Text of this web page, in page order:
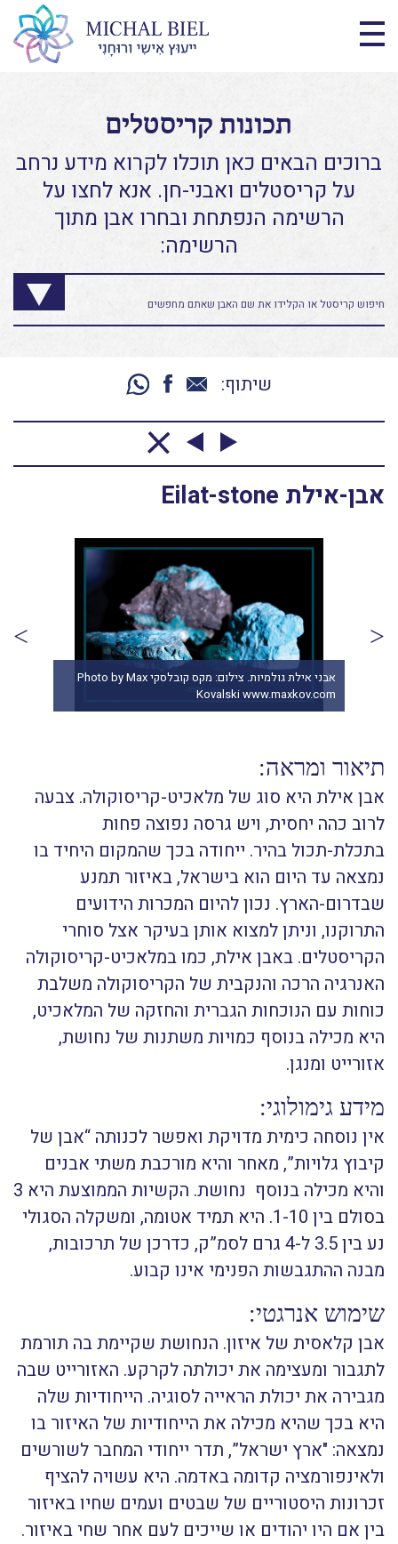
תכונות קריסטלים
ברוכים הבאים כאן תוכלו לקרוא מידע נרחב
על קריסטלים ואבני-חן. אנא לחצו על
הרשימה הנפתחת ובחרו אבן מתוך
הרשימה:
שיתוף:
אבן-אילת Eilat-stone
אבן אילת גולמית. מהאוסף של אומנות ורוח www.art-with-
spirit.com צילום: גל אבירז
תיאור ומראה:
אבן אילת היא סוג של מלאכיט-קריסוקולה. צבעה
לרוב כהה יחסית, ויש גרסה נפוצה פחות
בתכלת-תכול בהיר. ייחודה בכך שהמקום היחיד בו
נמצאה עד היום הוא בישראל, באיזור תמנע
שבדרום-הארץ. נכון להיום המכרות הידועים
התרוקנו, וניתן למצוא אותן בעיקר אצל סוחרי
הקריסטלים. באבן אילת, כמו במלאכיט-קריסוקולה
האנרגיה הרכה והנקבית של הקריסוקולה משלבת
כוחות עם הנוכחות הגברית והחזקה של המלאכיט,
היא מכילה בנוסף כמויות משתנות של נחושת,
אזורייט ומנגן.
מידע גימולוגי:
אין נוסחה כימית מדויקת ואפשר לכנותה “אבן של
קיבוץ גלויות”, מאחר והיא מורכבת משתי אבנים
והיא מכילה בנוסף נחושת. הקשיות הממוצעת היא 3
בסולם בין 1-10. היא תמיד אטומה, ומשקלה הסגולי
נע בין 3.5 ל-4 גרם לסמ”ק, כדרכן של תרכובות,
מבנה ההתגבשות הפנימי אינו קבוע.
שימוש אנרגטי:
אבן קלאסית של איזון. הנחושת שקיימת בה תורמת
לתגבור ומעצימה את יכולתה לקרקע. האזורייט שבה
מגבירה את יכולת הראייה לסוגיה. הייחודיות שלה
היא בכך שהיא מכילה את הייחודיות של האיזור בו
נמצאה: "ארץ ישראל”, תדר ייחודי המחבר לשורשים
ולאינפורמציה קדומה באדמה. היא עשויה להציף
זכרונות היסטוריים של שבטים ועמים שחיו באיזור
בין אם היו יהודים או שייכים לעם אחר שחי באיזור.